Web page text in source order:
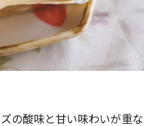
の酸味と甘い味わいが重な